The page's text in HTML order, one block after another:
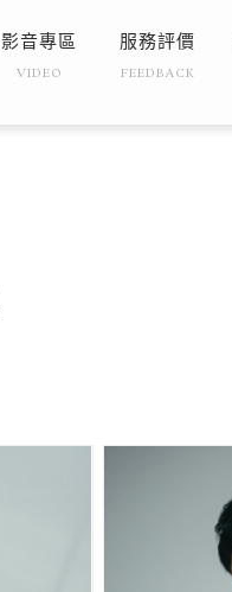
影音專區
VIDEO
服務評價
FEEDBACK